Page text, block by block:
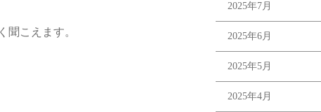
聞こえます。
2025年7月
2025年6月
2025年5月
2025年4月